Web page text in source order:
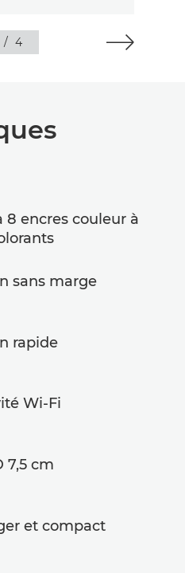
/ 4
8 encres couleur à
sans marge
rapide
Wi-Fi
7,5 cm
et compact